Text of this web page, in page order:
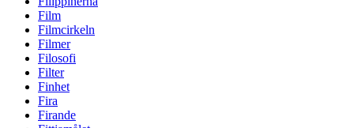
Film
Filmcirkeln
Filmer
Filosofi
Filter
Finhet
Fira
Firande